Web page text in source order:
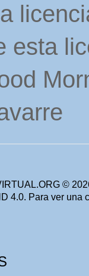
esta
©
4.0. Para ver una